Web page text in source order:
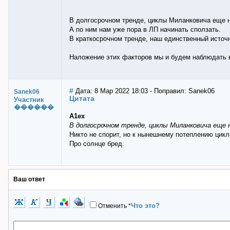
В долгосрочном тренде, циклы Миланковича еще
А по ним нам уже пора в ЛП начинать сползать.
В краткосрочном тренде, наш единственный
Наложение этих факторов мы и будем наблюдать
Sanek06
Участник
������
# Дата: 8 Мар 2022 18:03 - Поправил: Sanek06
Цитата
A1ex
В долгосрочном тренде, циклы Миланковича еще
Никто не спорит, но к нынешнему потеплению
Про солнце бред.
Ваш ответ
Отменить *Что это?